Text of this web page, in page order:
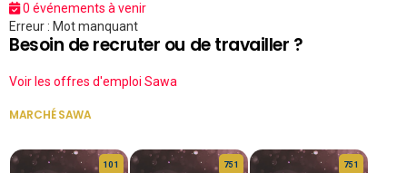
0 événements à venir
Erreur : Mot manquant
Besoin de recruter ou de travailler ?
Voir les offres d'emploi Sawa
MARCHÉ SAWA
10 1 75 1 75 1